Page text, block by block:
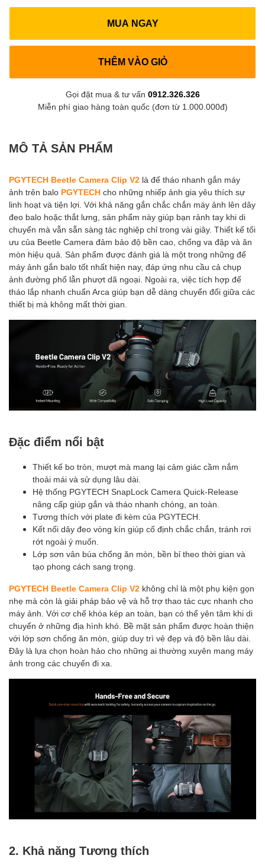
MUA NGAY
THÊM VÀO GIỎ
Gọi đặt mua & tư vấn 0912.326.326
Miễn phí giao hàng toàn quốc (đơn từ 1.000.000đ)
MÔ TẢ SẢN PHẨM
PGYTECH Beetle Camera Clip V2 là đế tháo nhanh gắn máy
ảnh trên balo PGYTECH cho những nhiếp ảnh gia yêu thích sự
linh hoạt và tiện lợi. Với khả năng gắn chắc chắn máy ảnh lên dây
đeo balo hoặc thắt lưng, sản phẩm này giúp bạn rảnh tay khi di
chuyển mà vẫn sẵn sàng tác nghiệp chỉ trong vài giây. Thiết kế tối
ưu của Beetle Camera đảm bảo độ bền cao, chống va đập và ăn
mòn hiệu quả. Sản phẩm được đánh giá là một trong những đế
máy ảnh gắn balo tốt nhất hiện nay, đáp ứng nhu cầu cả chụp
ảnh đường phố lẫn phượt dã ngoại. Ngoài ra, việc tích hợp đế
tháo lắp nhanh chuẩn Arca giúp bạn dễ dàng chuyển đổi giữa các
thiết bị mà không mất thời gian.
Đặc điểm nổi bật
Thiết kế bo tròn, mượt mà mang lại cảm giác cầm nắm
thoải mái và sử dụng lâu dài.
Hệ thống PGYTECH SnapLock Camera Quick-Release
nâng cấp giúp gắn và tháo nhanh chóng, an toàn.
Tương thích với plate đi kèm của PGYTECH.
Kết nối dây đeo vòng kín giúp cố định chắc chắn, tránh rơi
rớt ngoài ý muốn.
Lớp sơn vân búa chống ăn mòn, bền bỉ theo thời gian và
tạo phong cách sang trọng.
PGYTECH Beetle Camera Clip V2 không chỉ là một phụ kiện gọn
nhẹ mà còn là giải pháp bảo vệ và hỗ trợ thao tác cực nhanh cho
máy ảnh. Với cơ chế khóa kép an toàn, bạn có thể yên tâm khi di
chuyển ở những địa hình khó. Bề mặt sản phẩm được hoàn thiện
với lớp sơn chống ăn mòn, giúp duy trì vẻ đẹp và độ bền lâu dài.
Đây là lựa chọn hoàn hảo cho những ai thường xuyên mang máy
ảnh trong các chuyến đi xa.
2. Khả năng Tương thích